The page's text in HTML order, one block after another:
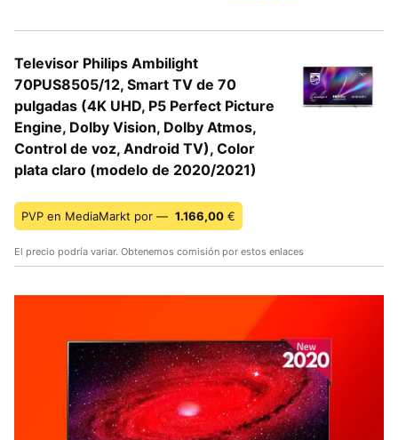
Televisor Philips Ambilight
70PUS8505/12, Smart TV de 70
pulgadas (4K UHD, P5 Perfect Picture
Engine, Dolby Vision, Dolby Atmos,
Control de voz, Android TV), Color
plata claro (modelo de 2020/2021)
PVP en MediaMarkt por — 1.166,00 €
El precio podría variar. Obtenemos comisión por estos enlaces